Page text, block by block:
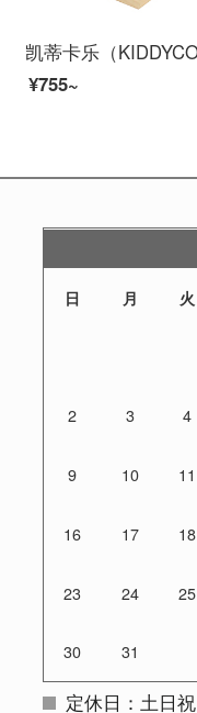
¥755~
日 月 火
2 3 4
9 10 11
16 17 18
23 24 25
30 31
定休日：土日祝